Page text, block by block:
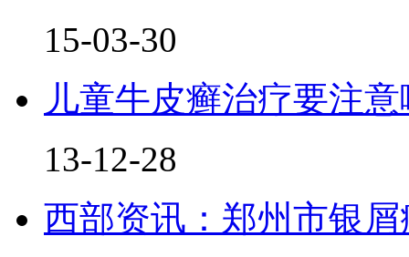
15-03-30
儿童牛皮癣治疗要注
13-12-28
西部资讯：郑州市银